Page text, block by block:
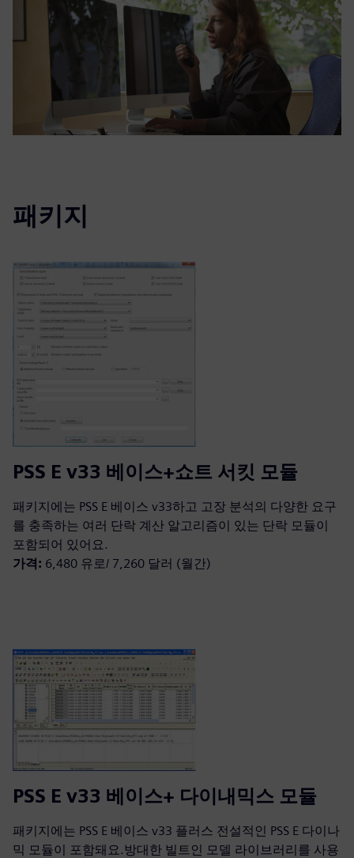
패키지
PSS E v33 베이스+쇼트 서킷 모듈
패키지에는 PSS E 베이스 v33하고 고장 분석의 다양한 요구
를 충족하는 여러 단락 계산 알고리즘이 있는 단락 모듈이
포함되어 있어요.
가격: 6,480 유로/ 7,260 달러 (월간)
PSS E v33 베이스+ 다이내믹스 모듈
패키지에는 PSS E 베이스 v33 플러스 전설적인 PSS E 다이나
믹 모듈이 포함돼요.방대한 빌트인 모델 라이브러리를 사용